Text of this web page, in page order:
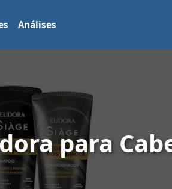
Análises
para